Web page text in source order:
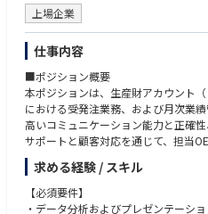
ことなく、「そもそも何のために行
逆算してゼロベースで見直し、考え
【歓迎要件（WANT）】
●RPAやCRMなどのシステム導入・
備を含む業務効率化の推進実績。
●全社横断プロジェクトにおける、
成（論破ではなく客観性を持ったコ
●複数名のピープルマネジメント経験
だけでなく、メンバーや仕組みを通
●会社の評価制度を理解し、各個人
中での動機付け・育成計画の立案実
上場企業
仕事内容
■ポジション概要
本ポジションは、生産財アカウント（
における受発注業務、および月次業績
高いコミュニケーション能力と正確
サポートと顧客対応を通じて、担当
れます。
受発注、計数管理、そして顧客調整
ます。
グローバルベースでのビジネス感覚
求める経験 / スキル
【必須要件】
・データ分析およびプレゼンテーシ